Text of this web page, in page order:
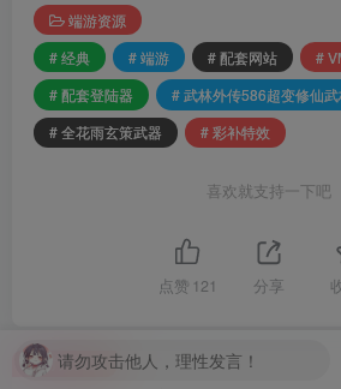
端游资源
# 经典
# 端游 # 配套网站 #
# 配套登陆器
# 武林外传586超变修仙
# 全花雨玄策武器
# 彩补特效
喜欢就支持一下吧
点赞 121 分享
付费资源
请勿攻击他人，理性发言！